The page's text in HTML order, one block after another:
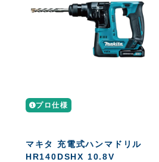
プロ仕様
マキタ 充電式ハンマドリル
HR140DSHX 10.8V